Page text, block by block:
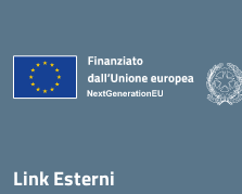
Link Esterni